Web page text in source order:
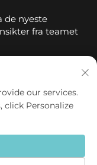
de nyeste
fra teamet
Ceramics Co.,
our services.
click Personalize